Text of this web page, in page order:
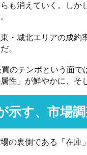
も消えていく。しか
・城北エリアの成約
。
のテンポという面
属性」が鮮やかに、そ
示す、市場
の裏側である「在庫